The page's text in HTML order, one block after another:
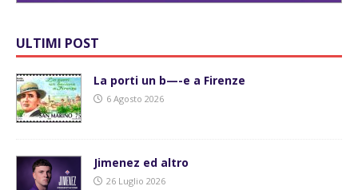
ULTIMI POST
La porti un b—-e a Firenze
6 Agosto 2026
Jimenez ed altro
26 Luglio 2026